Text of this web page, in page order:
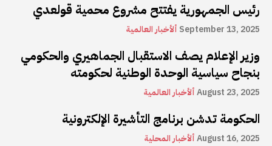
رئيس الجمهورية يفتتح مشروع محمية قولعدي
ألأخبار العالمية September 13, 2025
وزير الإعلام يصف الاستقبال الجماهيري والحكومي
بنجاح سياسية الوحدة الوطنية لحكومته
ألأخبار العالميةAugust 23, 2025
الحكومة تدشن برنامج التأشيرة الإلكترونية
ألأخبار المحليةAugust 16, 2025